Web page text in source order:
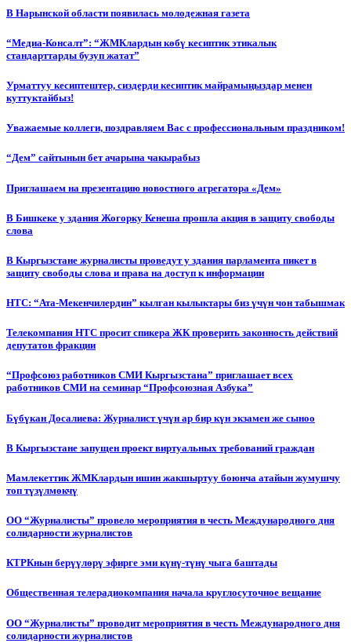
В Нарынской области появилась молодежная газета
“Медиа-Консалт”: “ЖМКлардын көбү кесиптик этикалык
стандарттарды бузуп жатат”
Урматтуу кесиптештер, сиздерди кесиптик майрамыңыздар менен
куттуктайбыз!
Уважаемые коллеги, поздравляем Вас с профессиональным праздником!
“Дем” сайтынын бет ачарына чакырабыз
Приглашаем на презентацию новостного агрегатора «Дем»
В Бишкеке у здания Жогорку Кенеша прошла акция в защиту свободы
слова
В Кыргызстане журналисты проведут у здания парламента пикет в
защиту свободы слова и права на доступ к информации
НТС: “Ата-Мекенчилердин” кылган кылыктары биз үчүн чон табышмак
Телекомпания НТС просит спикера ЖК проверить законность действий
депутатов фракции
“Профсоюз работников СМИ Кыргызстана” приглашает всех
работников СМИ на семинар “Профсоюзная Азбука”
Бүбүкан Досалиева: Журналист үчүн ар бир күн экзамен же сыноо
В Кыргызстане запущен проект виртуальных требований граждан
Мамлекеттик ЖМКлардын ишин жакшыртуу боюнча атайын жумушчу
топ түзүлмөкчү
ОО “Журналисты” провело мероприятия в честь Международного дня
солидарности журналистов
КТРКнын берүүлөрү эфирге эми күнү-түнү чыга баштады
Общественная телерадиокомпания начала круглосуточное вещание
ОО “Журналисты” проводит мероприятия в честь Международного дня
солидарности журналистов